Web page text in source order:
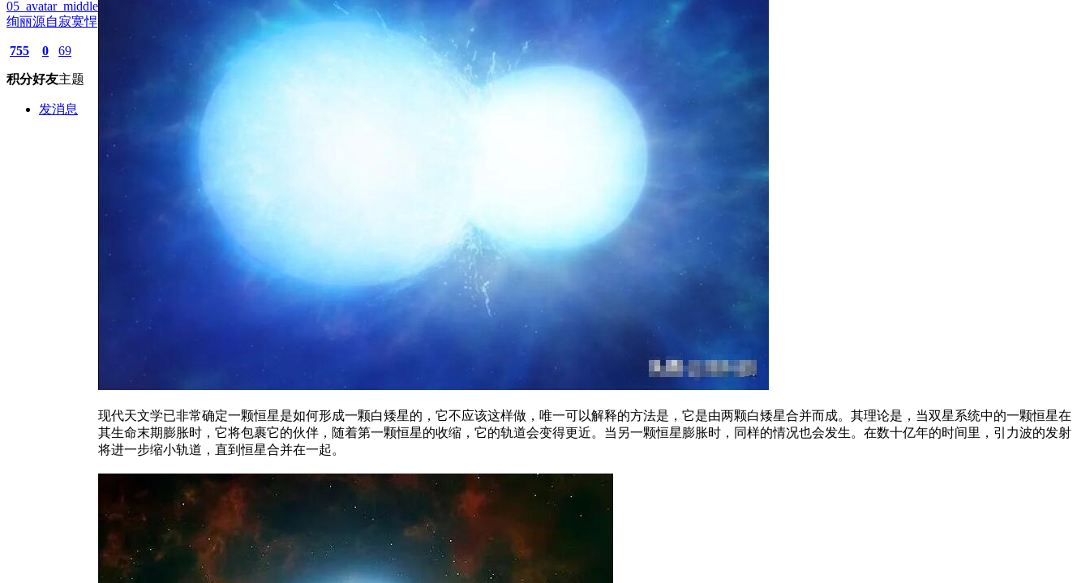
绚丽源自寂寞悍
755
积分
0
好友
69
主题
发消息
现代天文学已非常确定一颗恒星是如何形成一颗白矮星的，它不应该这样做，唯一可以解释的方法是，它是由两颗白矮星合并而成。其理论是，当双星系统中的一颗恒星在
其生命末期膨胀时，它将包裹它的伙伴，随着第一颗恒星的收缩，它的轨道会变得更近。当另一颗恒星膨胀时，同样的情况也会发生。在数十亿年的时间里，引力波的发射
将进一步缩小轨道，直到恒星合并在一起。